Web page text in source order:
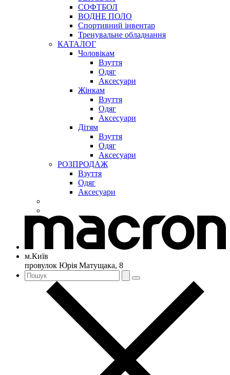
СОФТБОЛ
ВОДНЕ ПОЛО
Спортивний інвентар
Тренувальне обладнання
КАТАЛОГ
Чоловікам
Взуття
Одяг
Аксесуари
Жінкам
Взуття
Одяг
Аксесуари
Дітям
Взуття
Одяг
Аксесуари
РОЗПРОДАЖ
Взуття
Одяг
Аксесуари
м.Київ
провулок Юрія Матущака, 8